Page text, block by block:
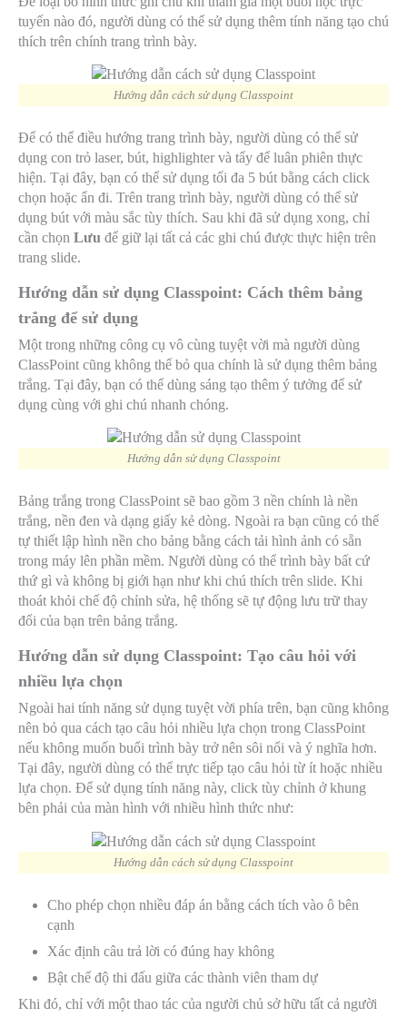
tuyến nào đó, người dùng có thể sử dụng thêm tính năng tạo chú
thích trên chính trang trình bày.
Hướng dẫn cách sử dụng Classpoint
Để có thể điều hướng trang trình bày, người dùng có thể sử
dụng con trỏ laser, bút, highlighter và tẩy để luân phiên thực
hiện. Tại đây, bạn có thể sử dụng tối đa 5 bút bằng cách click
chọn hoặc ẩn đi. Trên trang trình bày, người dùng có thể sử
dụng bút với màu sắc tùy thích. Sau khi đã sử dụng xong, chỉ
cần chọn Lưu để giữ lại tất cả các ghi chú được thực hiện trên
trang slide.
Hướng dẫn sử dụng Classpoint: Cách thêm bảng
trắng để sử dụng
Một trong những công cụ vô cùng tuyệt vời mà người dùng
ClassPoint cũng không thể bỏ qua chính là sử dụng thêm bảng
trắng. Tại đây, bạn có thể dùng sáng tạo thêm ý tưởng để sử
dụng cùng với ghi chú nhanh chóng.
Hướng dẫn sử dụng Classpoint
Bảng trắng trong ClassPoint sẽ bao gồm 3 nền chính là nền
trắng, nền đen và dạng giấy kẻ dòng. Ngoài ra bạn cũng có thể
tự thiết lập hình nền cho bảng bằng cách tải hình ảnh có sẵn
trong máy lên phần mềm. Người dùng có thể trình bày bất cứ
thứ gì và không bị giới hạn như khi chú thích trên slide. Khi
thoát khỏi chế độ chỉnh sửa, hệ thống sẽ tự động lưu trữ thay
đổi của bạn trên bảng trắng.
Hướng dẫn sử dụng Classpoint: Tạo câu hỏi với
nhiều lựa chọn
Ngoài hai tính năng sử dụng tuyệt vời phía trên, bạn cũng không
nên bỏ qua cách tạo câu hỏi nhiều lựa chọn trong ClassPoint
nếu không muốn buổi trình bày trở nên sôi nổi và ý nghĩa hơn.
Tại đây, người dùng có thể trực tiếp tạo câu hỏi từ ít hoặc nhiều
lựa chọn. Để sử dụng tính năng này, click tùy chỉnh ở khung
bên phải của màn hình với nhiều hình thức như:
Hướng dẫn cách sử dụng Classpoint
Cho phép chọn nhiều đáp án bằng cách tích vào ô bên
cạnh
Xác định câu trả lời có đúng hay không
Bật chế độ thi đấu giữa các thành viên tham dự
Khi đó, chỉ với một thao tác của người chủ sở hữu tất cả người